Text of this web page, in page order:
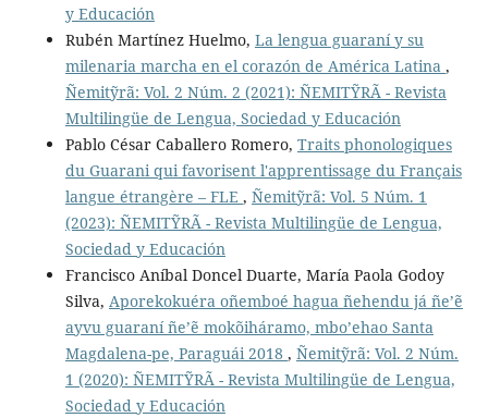
y Educación
Rubén Martínez Huelmo, La lengua guaraní y su
milenaria marcha en el corazón de América Latina ,
Ñemitỹrã: Vol. 2 Núm. 2 (2021): ÑEMITỸRÃ - Revista
Multilingüe de Lengua, Sociedad y Educación
Pablo César Caballero Romero, Traits phonologiques
du Guarani qui favorisent l'apprentissage du Français
langue étrangère – FLE , Ñemitỹrã: Vol. 5 Núm. 1
(2023): ÑEMITỸRÃ - Revista Multilingüe de Lengua,
Sociedad y Educación
Francisco Aníbal Doncel Duarte, María Paola Godoy
Silva, Aporekokuéra oñemboé hagua ñehendu já ñe’ẽ
ayvu guaraní ñe’ẽ mokõiháramo, mbo’ehao Santa
Magdalena-pe, Paraguái 2018 , Ñemitỹrã: Vol. 2 Núm.
1 (2020): ÑEMITỸRÃ - Revista Multilingüe de Lengua,
Sociedad y Educación